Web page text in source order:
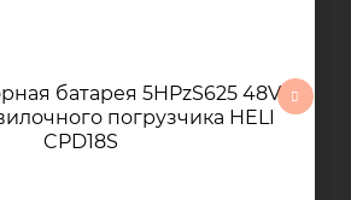
батарея 5HPzS625 48V
погрузчика HELI
CPD18S